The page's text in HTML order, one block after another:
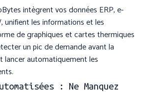
intègrent vos données ERP, e-
unifient les informations et les
de graphiques et cartes thermiques
un pic de demande avant la
lancer automatiquement les
: Ne Manquez